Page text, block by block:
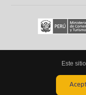
Todos los
Este